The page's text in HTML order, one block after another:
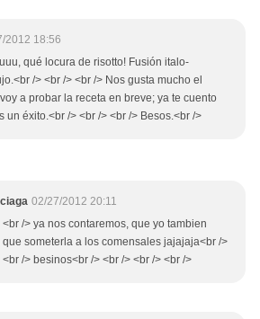
2012 18:56
qué locura de risotto! Fusión italo-
/> <br /> <br /> Nos gusta mucho el
a probar la receta en breve; ya te cuento
un éxito.<br /> <br /> <br /> Besos.<br />
02/27/2012 20:11
<br /> ya nos contaremos, que yo tambien
que someterla a los comensales jajajaja<br />
<br /> besinos<br /> <br /> <br /> <br />